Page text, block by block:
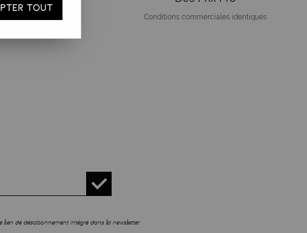
Conditions commerciales identiques
lien de désabonnement intégré dans la newsletter.
TOUT